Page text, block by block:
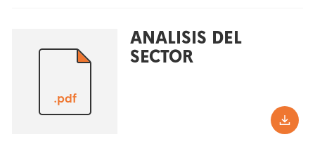
.pdf
ANALISIS DEL
SECTOR